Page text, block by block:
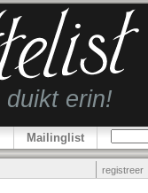
Mailinglist
registreer